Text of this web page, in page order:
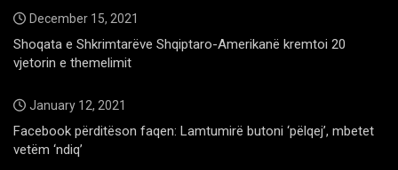
December 15, 2021
Shoqata e Shkrimtarëve Shqiptaro-Amerikanë kremtoi 20
vjetorin e themelimit
January 12, 2021
Facebook përditëson faqen: Lamtumirë butoni ‘pëlqej’, mbetet
vetëm ‘ndiq’